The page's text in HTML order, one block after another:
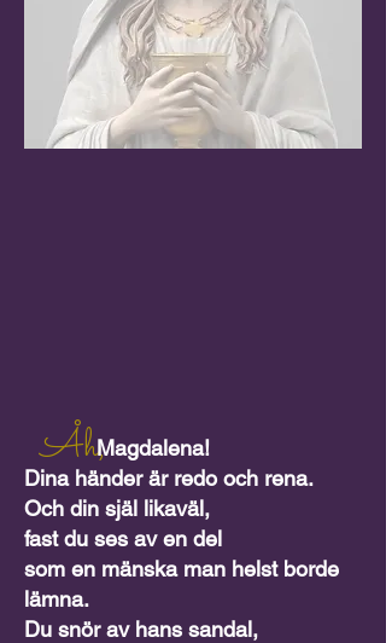
Åh,
Magdalena!
Dina händer är redo och rena.
Och din själ likaväl,
fast du ses av en del
som en mänska man helst borde
lämna.
Du snör av hans sandal,